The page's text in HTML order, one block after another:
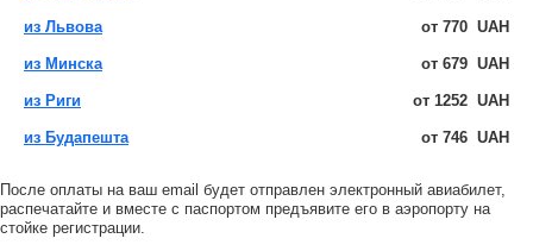
из Львова от 770 UAH
из Минска от 679 UAH
из Риги от 1252 UAH
из Будапешта от 746 UAH
После оплаты на ваш email будет отправлен электронный авиабилет,
распечатайте и вместе с паспортом предъявите его в аэропорту на
стойке регистрации.